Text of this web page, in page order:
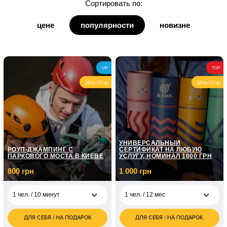
для дедушки
для бабушки
для кума
Сортировать по:
цене популярности новизне
VIP
ДЕНЬ ОТЦА
РОУП-ДЖАМПИНГ С
ПАРКОВОГО МОСТА В КИЕВЕ
800 грн
1 чел. / 10 минут
ДЛЯ СЕБЯ / НА ПОДАРОК
TOP
ДЕНЬ ОТЦА
УНИВЕРСАЛЬНЫЙ
СЕРТИФИКАТ НА ЛЮБУЮ
УСЛУГУ, НОМИНАЛ 1000 ГРН
1 000 грн
1 чел. / 12 мес
1 000
ДЛЯ СЕБЯ / НА ПОДАРОК